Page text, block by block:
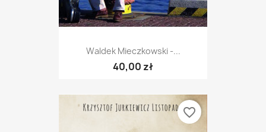
Waldek Mieczkowski -...
40,00 zł
favorite_border